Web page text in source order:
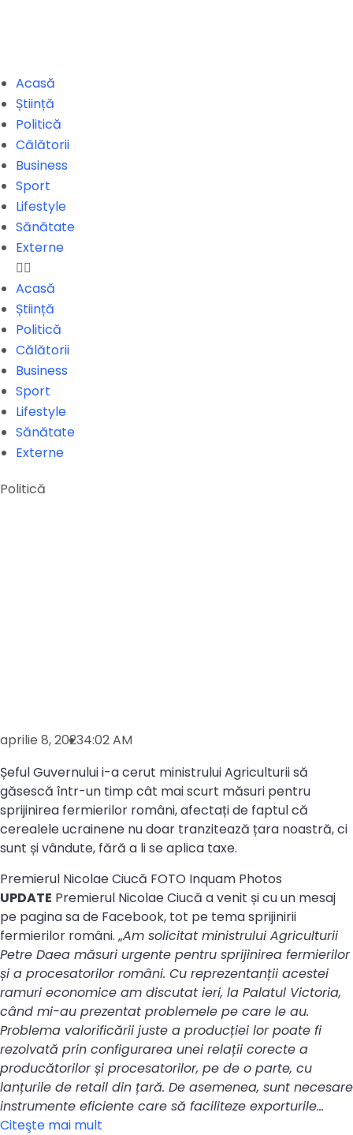
Acasă
Știință
Politică
Călătorii
Business
Sport
Lifestyle
Sănătate
Externe
Acasă
Știință
Politică
Călătorii
Business
Sport
Lifestyle
Sănătate
Externe
Politică
aprilie 8, 20234:02 AM
Șeful Guvernului i-a cerut ministrului Agriculturii să
găsescă într-un timp cât mai scurt măsuri pentru
sprijinirea fermierilor români, afectați de faptul că
cerealele ucrainene nu doar tranzitează țara noastră, ci
sunt și vândute, fără a li se aplica taxe.
Premierul Nicolae Ciucă FOTO Inquam Photos
UPDATE Premierul Nicolae Ciucă a venit și cu un mesaj
pe pagina sa de Facebook, tot pe tema sprijinirii
fermierilor români. „Am solicitat ministrului Agriculturii
Petre Daea măsuri urgente pentru sprijinirea fermierilor
și a procesatorilor români. Cu reprezentanții acestei
ramuri economice am discutat ieri, la Palatul Victoria,
când mi-au prezentat problemele pe care le au.
Problema valorificării juste a producției lor poate fi
rezolvată prin configurarea unei relații corecte a
producătorilor și procesatorilor, pe de o parte, cu
lanțurile de retail din țară. De asemenea, sunt necesare
instrumente eficiente care să faciliteze exporturile…
Citeşte mai mult